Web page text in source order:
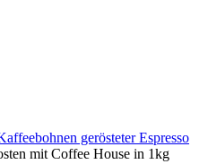
gerösteter Espresso
mit Coffee House in 1kg